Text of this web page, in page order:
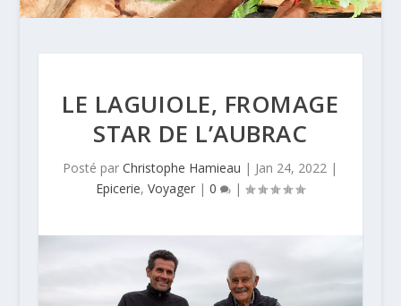
LE LAGUIOLE, FROMAGE
STAR DE L’AUBRAC
Posté parChristophe Hamieau | Jan 24, 2022 |
Epicerie,Voyager |0 |